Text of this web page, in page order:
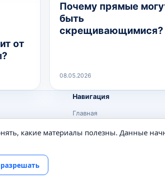
от
Почему прямые
быть
скрещивающимися?
08.05.2026
Навигация
Главная
какие материалы полезны. Данные